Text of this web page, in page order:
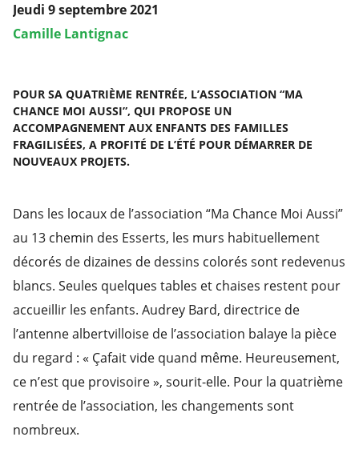
Jeudi 9 septembre 2021
Camille Lantignac
POUR SA QUATRIÈME RENTRÉE, L’ASSOCIATION “MA
CHANCE MOI AUSSI”, QUI PROPOSE UN
ACCOMPAGNEMENT AUX ENFANTS DES FAMILLES
FRAGILISÉES, A PROFITÉ DE L’ÉTÉ POUR DÉMARRER DE
NOUVEAUX PROJETS.
Dans les locaux de l’association “Ma Chance Moi Aussi”
au 13 chemin des Esserts, les murs habituellement
décorés de dizaines de dessins colorés sont redevenus
blancs. Seules quelques tables et chaises restent pour
accueillir les enfants. Audrey Bard, directrice de
l’antenne albertvilloise de l’association balaye la pièce
du regard : « Çafait vide quand même. Heureusement,
ce n’est que provisoire », sourit-elle. Pour la quatrième
rentrée de l’association, les changements sont
nombreux.